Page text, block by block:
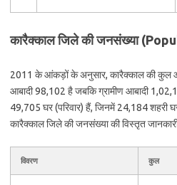
कारैक्काल जिले की जनसंख्या
2011 के आंकड़ों के अनुसार, कारैक्काल की कुल
आबादी 98,102 है जबकि ग्रामीण आबादी
49,705 घर (परिवार) हैं, जिनमें 24,184 शहरी
कारैक्काल जिले की जनसंख्या की विस्तृत
विवरण कुल